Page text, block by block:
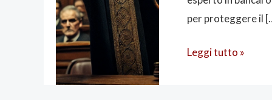
per proteggere il
completa
il
Leggi tutto »